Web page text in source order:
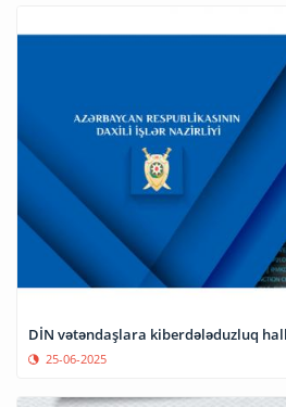
DİN vətəndaşlara kiberdələduzluq
25-06-2025